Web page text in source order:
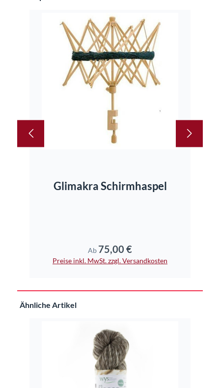
Glimakra Schirmhaspel
Regulärer Preis:
Ab 75,00 €
Preise inkl. MwSt. zzgl. Versandkosten
Produktgalerie überspringen
Ähnliche Artikel